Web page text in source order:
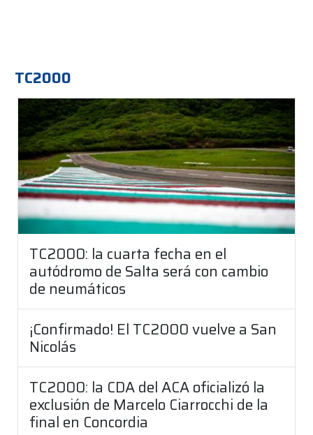
TC2000
TC2000: la cuarta fecha en el
autódromo de Salta será con cambio
de neumáticos
¡Confirmado! El TC2000 vuelve a San
Nicolás
TC2000: la CDA del ACA oficializó la
exclusión de Marcelo Ciarrocchi de la
final en Concordia